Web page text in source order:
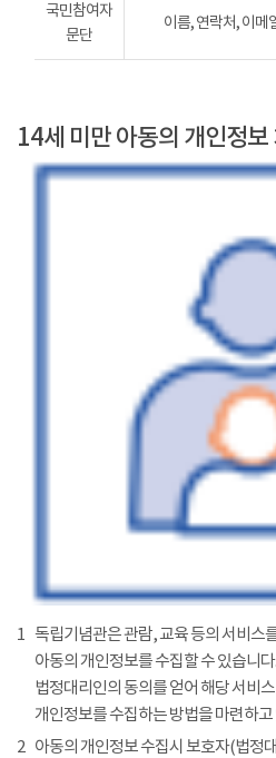
국민참여자
문단
이름, 연락처, 이메
14세 미만 아동의 개인정보
1 독립기념관은 관람, 교육 등의 서비스
아동의 개인정보를 수집할 수 있습니
법정대리인의 동의를 얻어 해당 서비
개인정보를 수집하는 방법을 마련하고
2 아동의 개인정보 수집시 보호자(법정